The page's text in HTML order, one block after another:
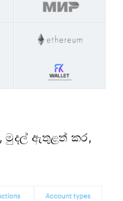
මුදල් ඇතුළත් කර,